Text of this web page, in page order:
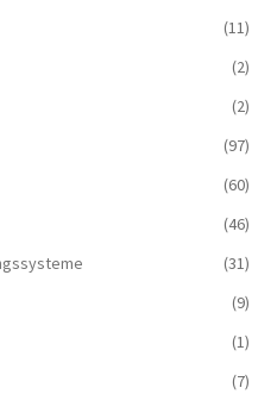
(11)
(2)
(2)
(97)
(60)
(46)
(31)
(9)
(1)
(7)